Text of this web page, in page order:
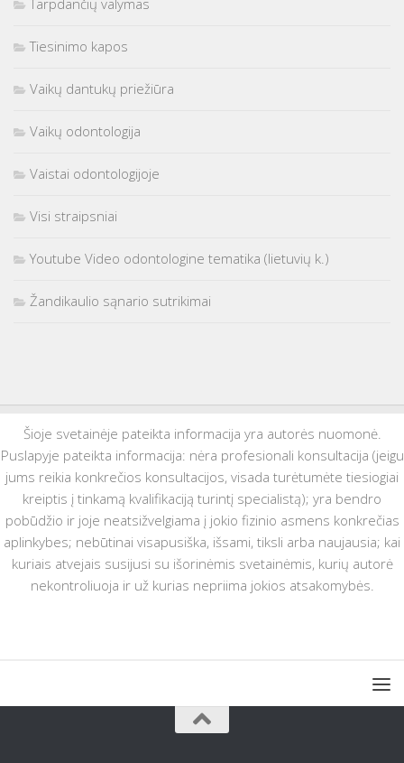
Tarpdančių valymas
Tiesinimo kapos
Vaikų dantukų priežiūra
Vaikų odontologija
Vaistai odontologijoje
Visi straipsniai
Youtube Video odontologine tematika (lietuvių k.)
Žandikaulio sąnario sutrikimai
Šioje svetainėje pateikta informacija yra autorės nuomonė.
Puslapyje pateikta informacija: nėra profesionali konsultacija (jeigu
jums reikia konkrečios konsultacijos, visada turėtumėte tiesiogiai
kreiptis į tinkamą kvalifikaciją turintį specialistą); yra bendro
pobūdžio ir joje neatsižvelgiama į jokio fizinio asmens konkrečias
aplinkybes; nebūtinai visapusiška, išsami, tiksli arba naujausia; kai
kuriais atvejais susijusi su išorinėmis svetainėmis, kurių autorė
nekontroliuoja ir už kurias nepriima jokios atsakomybės.